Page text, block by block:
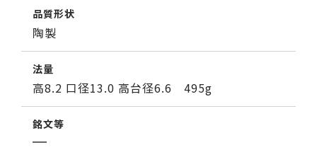
品質形状
陶製
法量
高8.2 口径13.0 高台径6.6 495g
銘文等